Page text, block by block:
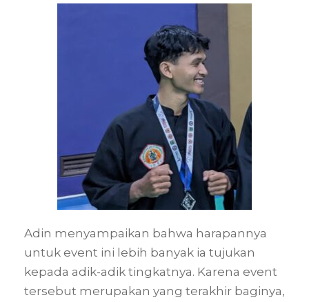
Adin menyampaikan bahwa harapannya
untuk event ini lebih banyak ia tujukan
kepada adik-adik tingkatnya. Karena event
tersebut merupakan yang terakhir baginya,